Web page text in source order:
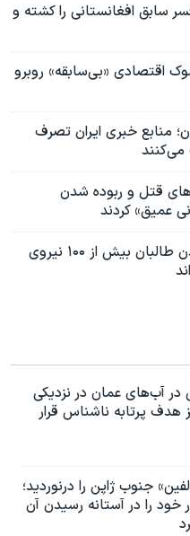
سابق افغانستانی را کشته و
اقتصادی «بی‌سابقه» روبرو
منابع خبری ایران تصرف
می‌کنند
قتل‌ و ربوده شدن
عمیق» کردند
سازمان ملل: از زمان به قدرت رسیدن طالبان بیش از ۱۰۰ نیروی
آب‌های عمان در نزدیکی
هدف پرتابه ناشناس قرار
جنوب ژاپن را درنوردید؛
خود را در آستانه رسیدن آن